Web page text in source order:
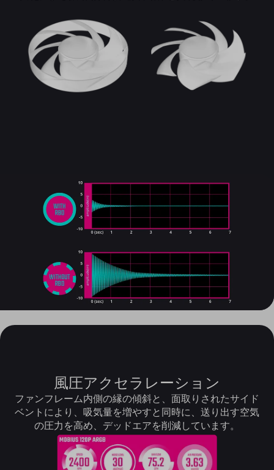
風圧アクセラレーション
ファンフレーム内側の縁の傾斜と、面取りされたサイド
ベントにより、吸気量を増やすと同時に、送り出す空気
の圧力を高め、デッドエアを削減しています。